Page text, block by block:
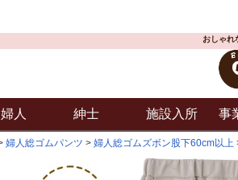
おしゃれ
婦人 紳士 施設入所 事
婦人総ゴムパンツ 婦人総ゴムズボン股下60cm以上